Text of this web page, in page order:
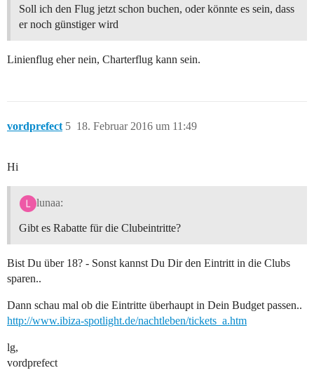
Soll ich den Flug jetzt schon buchen, oder könnte es sein, dass
er noch günstiger wird
Linienflug eher nein, Charterflug kann sein.
vordprefect 18. Februar 2016 um 11:49
5
Hi
lunaa:
Gibt es Rabatte für die Clubeintritte?
Bist Du über 18? - Sonst kannst Du Dir den Eintritt in die Clubs
sparen..
Dann schau mal ob die Eintritte überhaupt in Dein Budget passen..
http://www.ibiza-spotlight.de/nachtleben/tickets_a.htm
lg,
vordprefect